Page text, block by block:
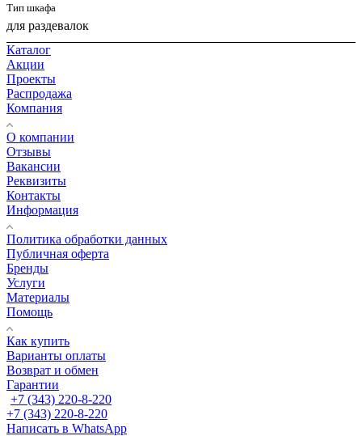
Тип шкафа
для раздевалок
Каталог
Акции
Проекты
Распродажа
Компания
О компании
Отзывы
Вакансии
Реквизиты
Контакты
Информация
Политика обработки данных
Публичная оферта
Бренды
Услуги
Материалы
Помощь
Как купить
Варианты оплаты
Возврат и обмен
Гарантии
+7 (343) 220-8-220
+7 (343) 220-8-220
Написать в WhatsApp